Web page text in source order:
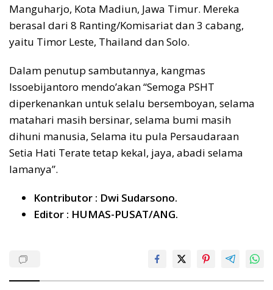
Manguharjo, Kota Madiun, Jawa Timur. Mereka
berasal dari 8 Ranting/Komisariat dan 3 cabang,
yaitu Timor Leste, Thailand dan Solo.
Dalam penutup sambutannya, kangmas
Issoebijantoro mendo’akan “Semoga PSHT
diperkenankan untuk selalu bersemboyan, selama
matahari masih bersinar, selama bumi masih
dihuni manusia, Selama itu pula Persaudaraan
Setia Hati Terate tetap kekal, jaya, abadi selama
lamanya”.
Kontributor : Dwi Sudarsono.
Editor : HUMAS-PUSAT/ANG.